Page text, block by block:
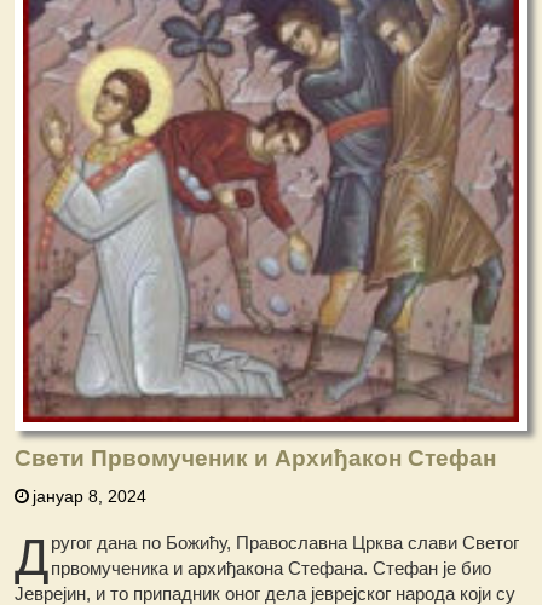
Свети Првомученик и Архиђакон Стефан
јануар 8, 2024
Другог дана по Божићу, Православна Црква слави Светог
првомученика и архиђакона Стефана. Стефан је био
Јеврејин, и то припадник оног дела јеврејског народа који су